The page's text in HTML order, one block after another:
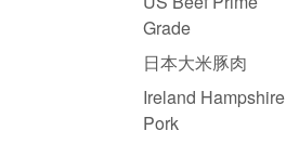
Grade
日本大米豚肉
Ireland Hampshire
Pork